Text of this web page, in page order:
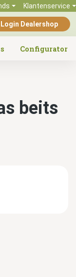
Klantenservice
Login Dealershop
Configurator
beits